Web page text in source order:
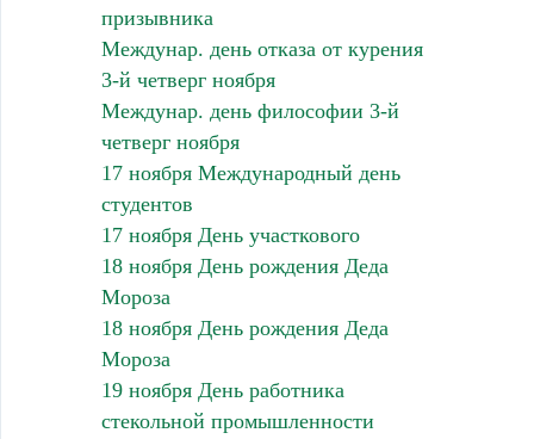
призывника
Междунар. день отказа от курения
3-й четверг ноября
Междунар. день философии 3-й
четверг ноября
17 ноября Международный день
студентов
17 ноября День участкового
18 ноября День рождения Деда
Мороза
18 ноября День рождения Деда
Мороза
19 ноября День работника
стекольной промышленности